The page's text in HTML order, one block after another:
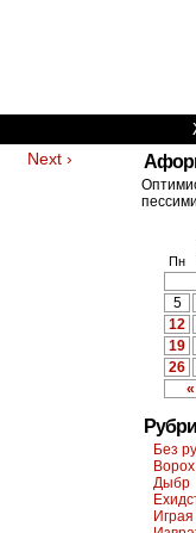
Next ›
Пн
5
12
19
26
Без
Дыбр